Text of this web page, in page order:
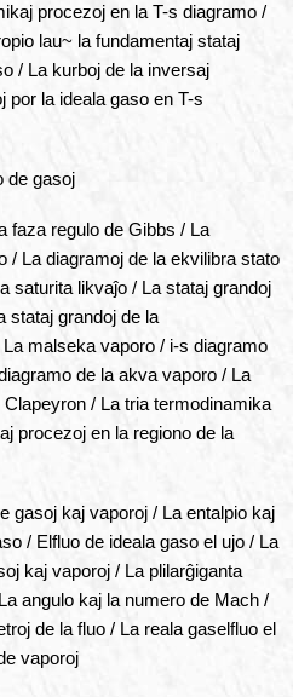
procezoj en la T-s diagramo /
lau~ la fundamentaj stataj
/ La kurboj de la inversaj
por la ideala gaso en T-s
de gasoj
faza regulo de Gibbs / La
/ La diagramoj de la ekvilibra stato
saturita likvaĵo / La stataj grandoj
stataj grandoj de la
malseka vaporo / i-s diagramo
de la akva vaporo / La
/ La tria termodinamika
procezoj en la regiono de la
gasoj kaj vaporoj / La entalpio kaj
/ Elfluo de ideala gaso el ujo / La
kaj vaporoj / La plilarĝiganta
angulo kaj la numero de Mach /
de la fluo / La reala gaselfluo el
vaporoj